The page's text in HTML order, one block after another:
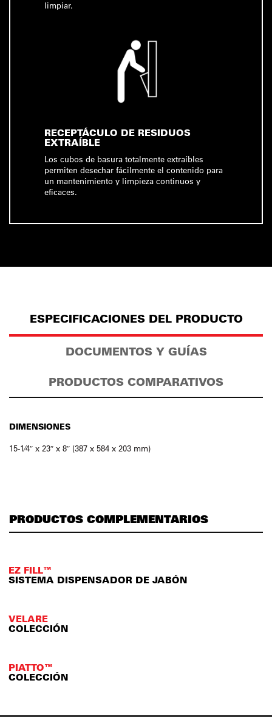
limpiar.
RECEPTÁCULO DE RESIDUOS
EXTRAÍBLE
Los cubos de basura totalmente extraíbles
permiten desechar fácilmente el contenido para
un mantenimiento y limpieza continuos y
eficaces.
ESPECIFICACIONES DEL PRODUCTO
DOCUMENTOS Y GUÍAS
PRODUCTOS COMPARATIVOS
DIMENSIONES
15-1⁄4″ x 23″ x 8″ (387 x 584 x 203 mm)
PRODUCTOS COMPLEMENTARIOS
EZ FILL™
SISTEMA DISPENSADOR DE JABÓN
VELARE
COLECCIÓN
PIATTO™
COLECCIÓN